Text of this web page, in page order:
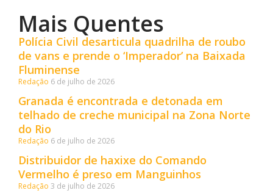
Mais Quentes
Polícia Civil desarticula quadrilha de roubo
de vans e prende o ‘Imperador’ na Baixada
Fluminense
Redação 6 de julho de 2026
Granada é encontrada e detonada em
telhado de creche municipal na Zona Norte
do Rio
Redação 6 de julho de 2026
Distribuidor de haxixe do Comando
Vermelho é preso em Manguinhos
Redação 3 de julho de 2026